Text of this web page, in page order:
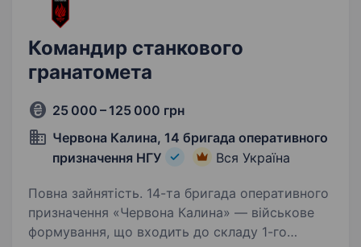
Командир станкового
гранатомета
25 000 – 125 000 грн
Червона Калина, 14 бригада оперативного
призначення НГУ
Вся Україна
Повна зайнятість. 14-та бригада оперативного
призначення «Червона Калина» — військове
формування, що входить до складу 1-го